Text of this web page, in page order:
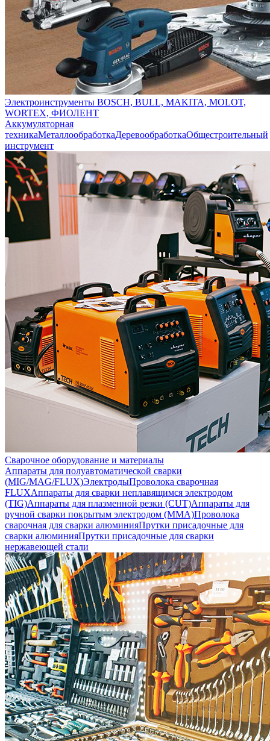
Электроинструменты BOSCH, BULL, MAKITA, MOLOT,
WORTEX, ФИОЛЕНТ
Аккумуляторная
техникаМеталлообработкаДеревообработкаОбщестроительный
инструмент
Сварочное оборудование и материалы
Аппараты для полуавтоматической сварки
(MIG/MAG/FLUX)ЭлектродыПроволока сварочная
FLUXАппараты для сварки неплавящимся электродом
(TIG)Аппараты для плазменной резки (CUT)Аппараты для
ручной сварки покрытым электродом (MMA)Проволока
сварочная для сварки алюминияПрутки присадочные для
сварки алюминияПрутки присадочные для сварки
нержавеющей стали